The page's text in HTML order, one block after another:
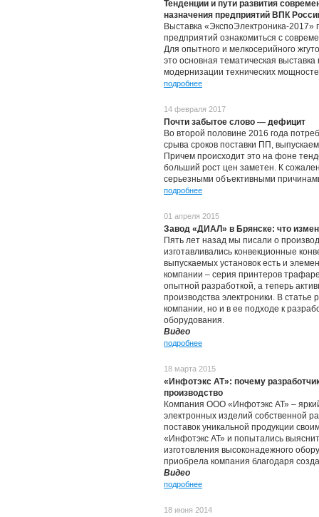
Тенденции и пути развития
назначения предприятий ВПК
Выставка
предприятий ознакомиться с
Для опытного и мелкосерийного
это основная тематическая
модернизации технических
подробнее
14 февраля 2017
Почти забытое слово — дефицит
Во второй половине 2016 года
срыва сроков поставки ПП,
Причем происходит это на фоне
больший рост цен заметен. К
серьезными объективными
подробнее
01 апреля 2015
Завод «ДИАЛ» в Брянске: что
Пять лет назад мы писали о
изготавливались конвекционные
выпускаемых установок есть и
компании – серия принтеров
опытной разработкой, а теперь
производства электроники. В статье
компании, но и в ее подходе к
оборудования.
Видео
подробнее
18 марта 2015
«Инфотэкс АТ»: почему
производство
Компания ООО «Инфотэкс АТ» –
электронных изделий собственной
поставок уникальной продукции
«Инфотэкс АТ» и попытались
изготовления высоконадежного
приобрела компания благодаря
Видео
подробнее
18 июня 2014